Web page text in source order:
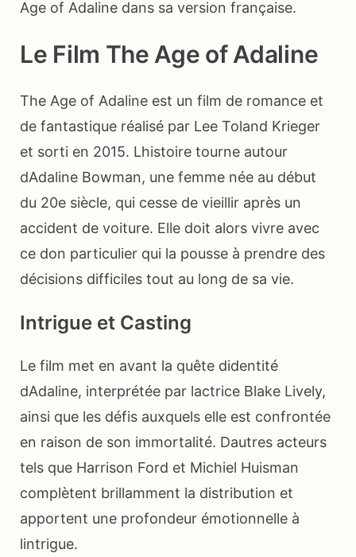
Age of Adaline dans sa version française.
Le Film The Age of Adaline
The Age of Adaline est un film de romance et
de fantastique réalisé par Lee Toland Krieger
et sorti en 2015. Lhistoire tourne autour
dAdaline Bowman, une femme née au début
du 20e siècle, qui cesse de vieillir après un
accident de voiture. Elle doit alors vivre avec
ce don particulier qui la pousse à prendre des
décisions difficiles tout au long de sa vie.
Intrigue et Casting
Le film met en avant la quête didentité
dAdaline, interprétée par lactrice Blake Lively,
ainsi que les défis auxquels elle est confrontée
en raison de son immortalité. Dautres acteurs
tels que Harrison Ford et Michiel Huisman
complètent brillamment la distribution et
apportent une profondeur émotionnelle à
lintrigue.